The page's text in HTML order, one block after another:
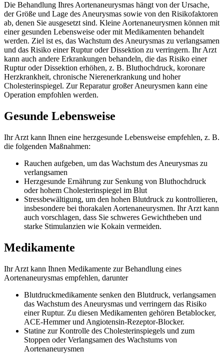
Die Behandlung Ihres Aortenaneurysmas hängt von der Ursache,
der Größe und Lage des Aneurysmas sowie von den Risikofaktoren
ab, denen Sie ausgesetzt sind. Kleine Aortenaneurysmen können mit
einer gesunden Lebensweise oder mit Medikamenten behandelt
werden. Ziel ist es, das Wachstum des Aneurysmas zu verlangsamen
und das Risiko einer Ruptur oder Dissektion zu verringern. Ihr Arzt
kann auch andere Erkrankungen behandeln, die das Risiko einer
Ruptur oder Dissektion erhöhen, z. B. Bluthochdruck, koronare
Herzkrankheit, chronische Nierenerkrankung und hoher
Cholesterinspiegel. Zur Reparatur großer Aneurysmen kann eine
Operation empfohlen werden.
Gesunde Lebensweise
Ihr Arzt kann Ihnen eine herzgesunde Lebensweise empfehlen, z. B.
die folgenden Maßnahmen:
Rauchen aufgeben, um das Wachstum des Aneurysmas zu
verlangsamen
Herzgesunde Ernährung zur Senkung von Bluthochdruck
oder hohem Cholesterinspiegel im Blut
Stressbewältigung, um den hohen Blutdruck zu kontrollieren,
insbesondere bei thorakalen Aortenaneurysmen. Ihr Arzt kann
auch vorschlagen, dass Sie schweres Gewichtheben und
starke Stimulanzien wie Kokain vermeiden.
Medikamente
Ihr Arzt kann Ihnen Medikamente zur Behandlung eines
Aortenaneurysmas empfehlen, darunter
Blutdruckmedikamente senken den Blutdruck, verlangsamen
das Wachstum des Aneurysmas und verringern das Risiko
einer Ruptur. Zu diesen Medikamenten gehören Betablocker,
ACE-Hemmer und Angiotensin-Rezeptor-Blocker.
Statine zur Kontrolle des Cholesterinspiegels und zum
Stoppen oder Verlangsamen des Wachstums von
Aortenaneurysmen